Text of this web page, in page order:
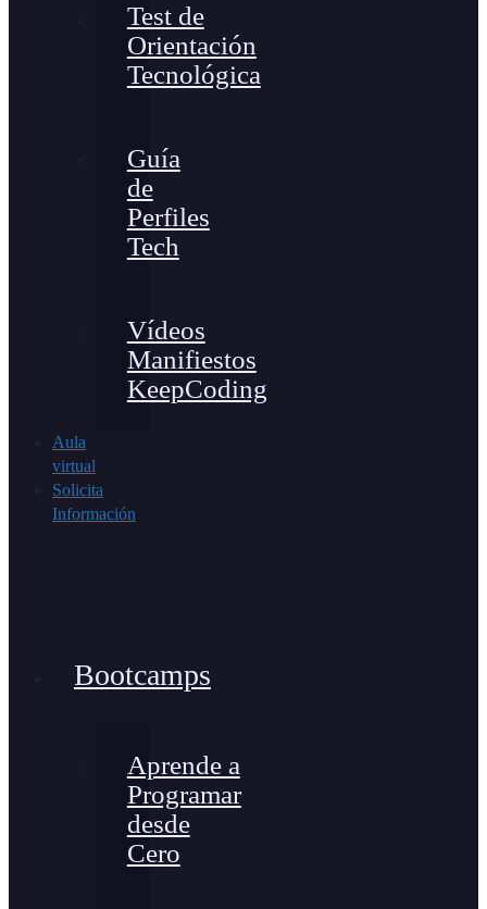
Test de
Orientación
Tecnológica
Guía
de
Perfiles
Tech
Vídeos
Manifiestos
KeepCoding
Aula
virtual
Solicita
Información
Bootcamps
Aprende a
Programar
desde
Cero